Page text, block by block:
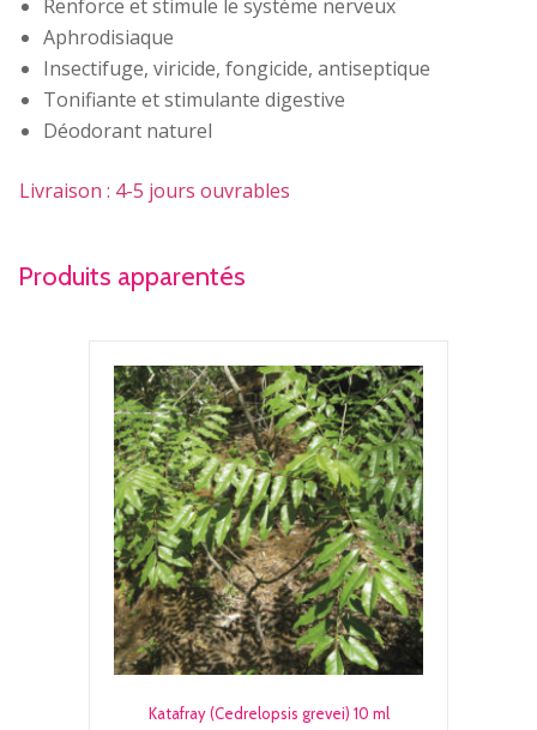
Renforce et stimule le système nerveux
Aphrodisiaque
Insectifuge, viricide, fongicide, antiseptique
Tonifiante et stimulante digestive
Déodorant naturel
Livraison : 4-5 jours ouvrables
Produits apparentés
Katafray (Cedrelopsis grevei) 10 ml